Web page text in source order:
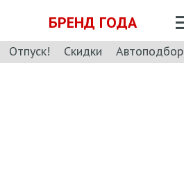
БРЕНД ГОДА
Отпуск! Скидки Автоподбор